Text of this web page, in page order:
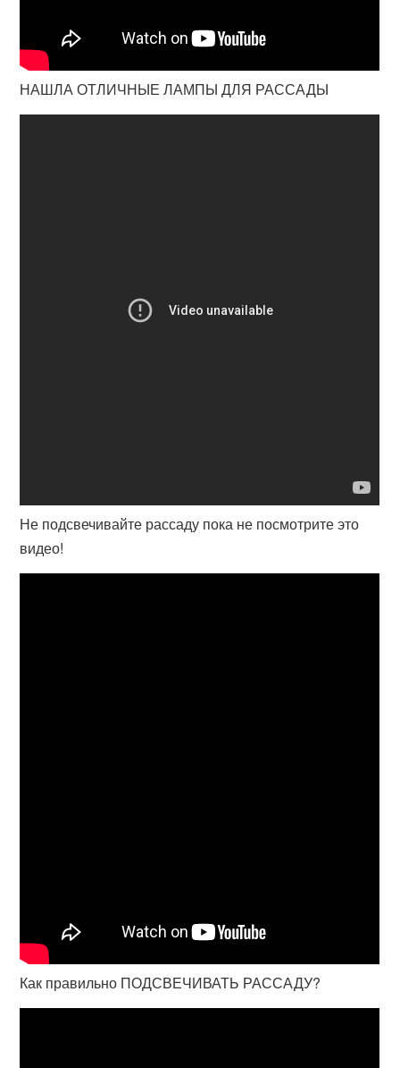
НАШЛА ОТЛИЧНЫЕ ЛАМПЫ ДЛЯ РАССАДЫ
Не подсвечивайте рассаду пока не посмотрите это
видео!
Как правильно ПОДСВЕЧИВАТЬ РАССАДУ?